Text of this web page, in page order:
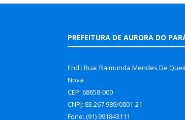
PREFEITURA DE AURORA DO
End.: Rua: Raimunda Mendes De
Nova
CEP: 68658-000
CNPJ: 83.267.989/0001-21
Fone: (91) 991843111